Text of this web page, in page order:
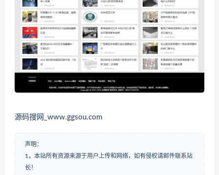
源码搜网_www.ggsou.com
声明：
1，本站所有资源来源于用户上传和网络，如有侵权请邮件联系站
长！